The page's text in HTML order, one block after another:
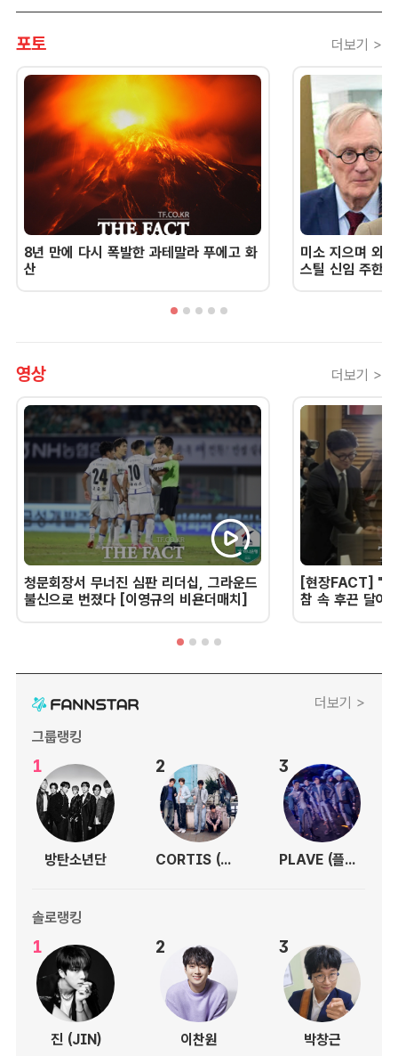
포토 더보기 >
8년 만에 다시 폭발한 과테말라 푸에고 화
산
미소 지으며 외
스틸 신임 주한
영상 더보기 >
청문회장서 무너진 심판 리더십, 그라운드
불신으로 번졌다 [이영규의 비욘더매치]
[현장FACT] "한
참 속 후끈 달아
더보기 >
그룹랭킹
1
방탄소년단
2
CORTIS (코르티스)
3
PLAVE (플레이브)
솔로랭킹
1
진 (JIN)
2
이찬원
3
박창근